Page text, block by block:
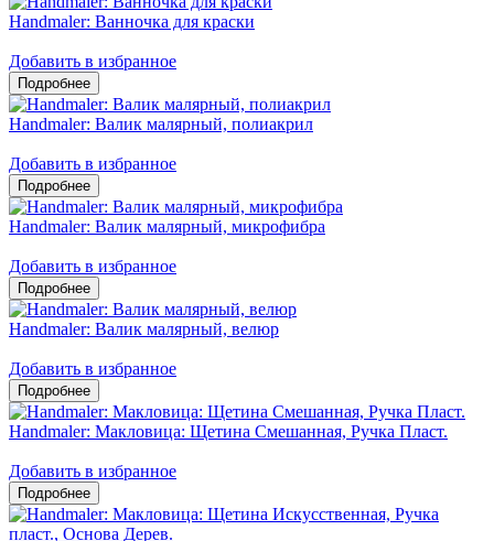
Handmaler: Ванночка для краски
Добавить в избранное
Handmaler: Валик малярный, полиакрил
Добавить в избранное
Handmaler: Валик малярный, микрофибра
Добавить в избранное
Handmaler: Валик малярный, велюр
Добавить в избранное
Handmaler: Макловица: Щетина Смешанная, Ручка Пласт.
Добавить в избранное